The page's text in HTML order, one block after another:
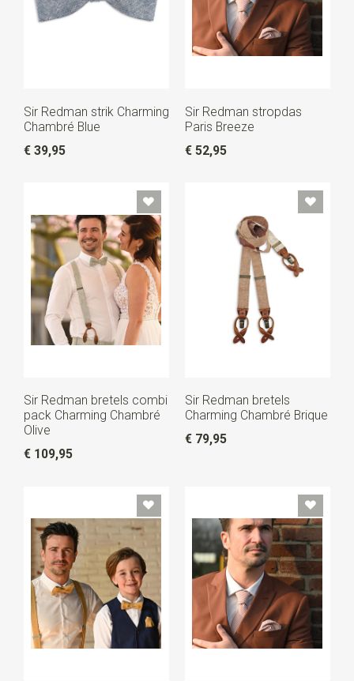
Sir Redman strik Charming
Chambré Blue
€ 39,95
Sir Redman stropdas
Paris Breeze
€ 52,95
Sir Redman bretels combi
pack Charming Chambré
Olive
€ 109,95
Sir Redman bretels
Charming Chambré Brique
€ 79,95